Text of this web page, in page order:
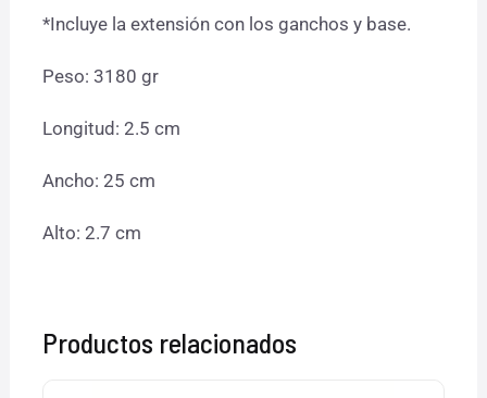
*Incluye la extensión con los ganchos y base.
Peso: 3180 gr
Longitud: 2.5 cm
Ancho: 25 cm
Alto: 2.7 cm
Productos relacionados